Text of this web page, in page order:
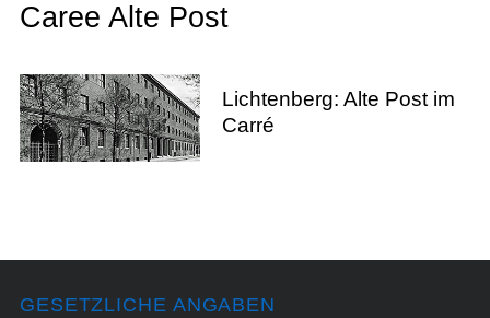
Caree Alte Post
Lichtenberg: Alte Post im
Carré
GESETZLICHE ANGABEN